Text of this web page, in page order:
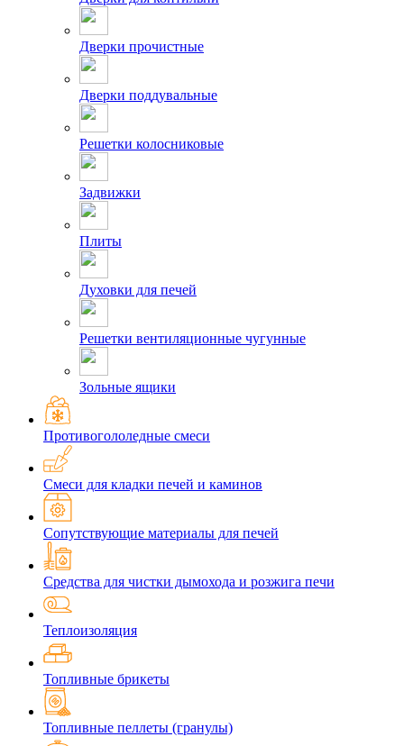
Дверки прочистные
Дверки поддувальные
Решетки колосниковые
Задвижки
Плиты
Духовки для печей
Решетки вентиляционные чугунные
Зольные ящики
Противогололедные смеси
Смеси для кладки печей и каминов
Сопутствующие материалы для печей
Средства для чистки дымохода и розжига печи
Теплоизоляция
Топливные брикеты
Топливные пеллеты (гранулы)